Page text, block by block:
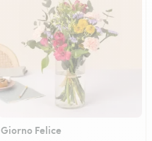
Giorno Felice